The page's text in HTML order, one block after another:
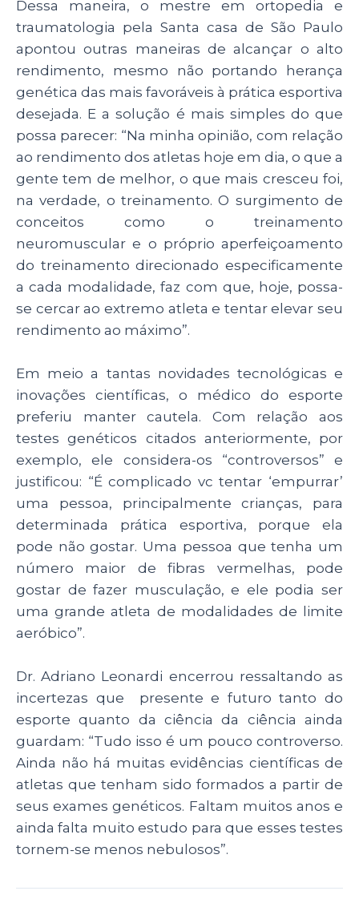
Dessa maneira, o mestre em ortopedia e
traumatologia pela Santa casa de São Paulo
apontou outras maneiras de alcançar o alto
rendimento, mesmo não portando herança
genética das mais favoráveis à prática esportiva
desejada. E a solução é mais simples do que
possa parecer: “Na minha opinião, com relação
ao rendimento dos atletas hoje em dia, o que a
gente tem de melhor, o que mais cresceu foi,
na verdade, o treinamento. O surgimento de
conceitos como o treinamento
neuromuscular e o próprio aperfeiçoamento
do treinamento direcionado especificamente
a cada modalidade, faz com que, hoje, possa-
se cercar ao extremo atleta e tentar elevar seu
rendimento ao máximo”.
Em meio a tantas novidades tecnológicas e
inovações científicas, o médico do esporte
preferiu manter cautela. Com relação aos
testes genéticos citados anteriormente, por
exemplo, ele considera-os “controversos” e
justificou: “É complicado vc tentar ‘empurrar’
uma pessoa, principalmente crianças, para
determinada prática esportiva, porque ela
pode não gostar. Uma pessoa que tenha um
número maior de fibras vermelhas, pode
gostar de fazer musculação, e ele podia ser
uma grande atleta de modalidades de limite
aeróbico”.
Dr. Adriano Leonardi encerrou ressaltando as
incertezas que presente e futuro tanto do
esporte quanto da ciência da ciência ainda
guardam: “Tudo isso é um pouco controverso.
Ainda não há muitas evidências científicas de
atletas que tenham sido formados a partir de
seus exames genéticos. Faltam muitos anos e
ainda falta muito estudo para que esses testes
tornem-se menos nebulosos”.